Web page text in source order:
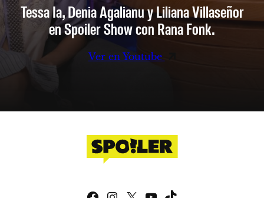
Tessa Ia, Denia Agalianu y Liliana Villaseñor
en Spoiler Show con Rana Fonk.
Ver en Youtube
Facebook
Instagram
X YouTube